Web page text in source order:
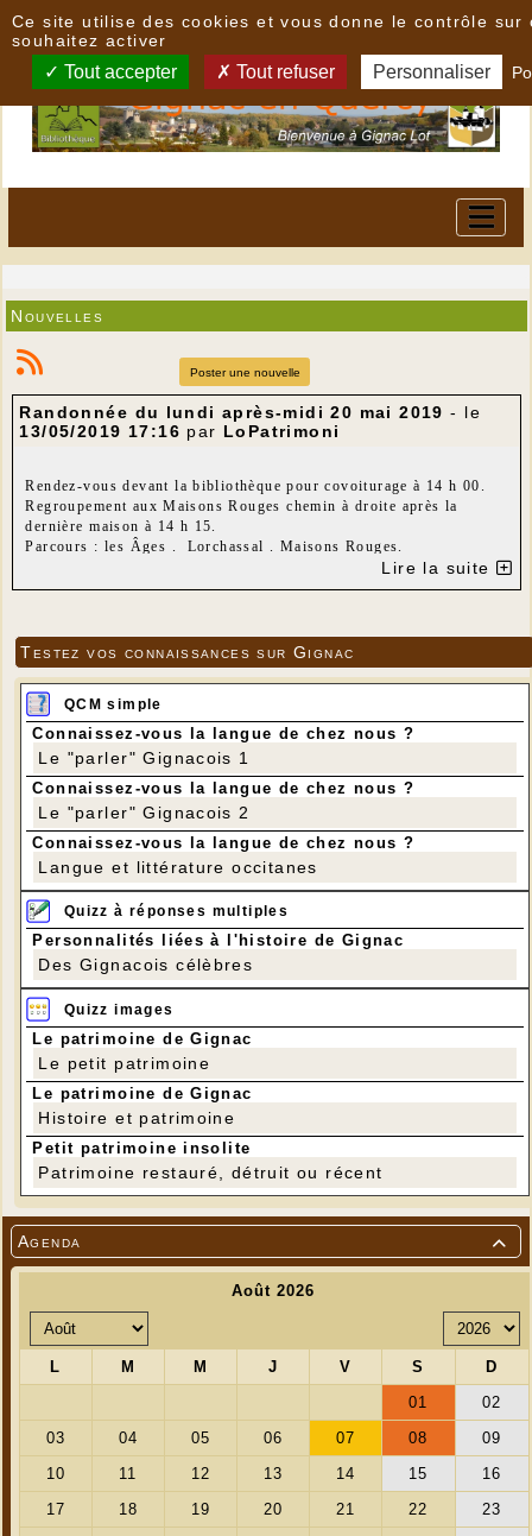

Agenda
Nouvelles
Poster une nouvelle
Randonnée du lundi après-midi 20 mai 2019 - le
13/05/2019 17:16 par LoPatrimoni
Rendez-vous devant la bibliothèque pour covoiturage à 14 h 00.
Regroupement aux Maisons Rouges chemin à droite après la
dernière maison à 14 h 15.
Parcours : les Âges . Lorchassal . Maisons Rouges.
Dénivelé : 110 m
Lire la suite
Testez vos connaissances sur Gignac
QCM simple
Connaissez-vous la langue de chez nous ?
Le "parler" Gignacois 1
Connaissez-vous la langue de chez nous ?
Le "parler" Gignacois 2
Connaissez-vous la langue de chez nous ?
Langue et littérature occitanes
Quizz à réponses multiples
Personnalités liées à l'histoire de Gignac
Des Gignacois célèbres
Quizz images
Le patrimoine de Gignac
Le petit patrimoine
Le patrimoine de Gignac
Histoire et patrimoine
Petit patrimoine insolite
Patrimoine restauré, détruit ou récent
Ce site utilise des cookies et vous donne le contrôle sur
souhaitez activer
Tout accepter Tout refuser Personnaliser